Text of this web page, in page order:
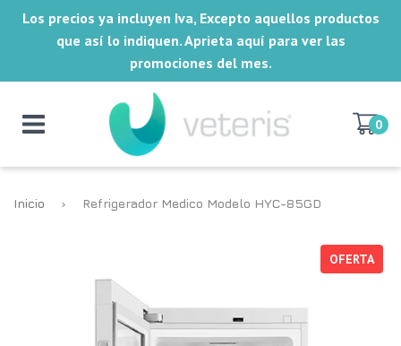
Los precios ya incluyen Iva, Excepto aquellos productos
que así lo indiquen. Aprieta aquí para ver las
promociones del mes.
0
Inicio › Refrigerador Medico Modelo HYC-85GD
OFERTA